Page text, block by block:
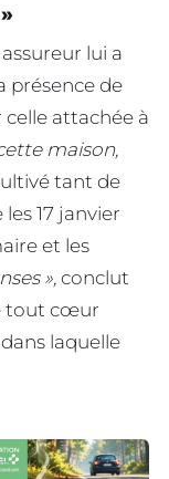
lui a
présence de
attachée à
maison,
tant de
17 janvier
et les
», conclut
tout cœur
laquelle